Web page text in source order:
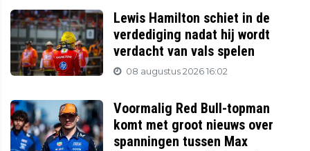
Lewis Hamilton schiet in de
verdediging nadat hij wordt
verdacht van vals spelen
08 augustus 2026 16:02
Voormalig Red Bull-topman
komt met groot nieuws over
spanningen tussen Max